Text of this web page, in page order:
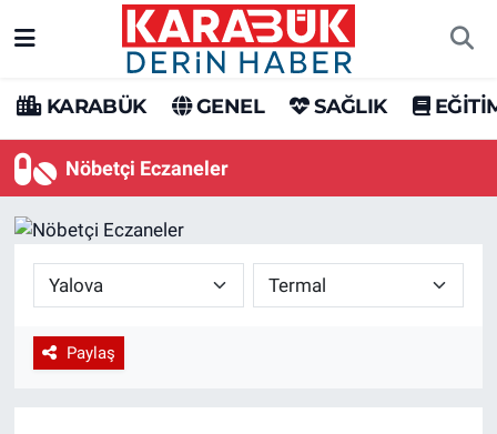
KARABÜK GENEL SAĞLIK
Nöbetçi Eczaneler
Paylaş
Karabük Hava Durumu
Karabük Trafik Yoğunluk Haritası
Tüm Manşetler
Son Dakika Haberleri